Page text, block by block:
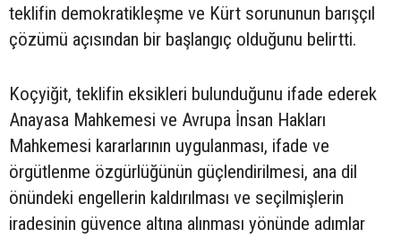
teklifin demokratikleşme ve Kürt sorununun barışçıl
çözümü açısından bir başlangıç olduğunu belirtti.
Koçyiğit, teklifin eksikleri bulunduğunu ifade ederek
Anayasa Mahkemesi ve Avrupa İnsan Hakları
Mahkemesi kararlarının uygulanması, ifade ve
örgütlenme özgürlüğünün güçlendirilmesi, ana dil
önündeki engellerin kaldırılması ve seçilmişlerin
iradesinin güvence altına alınması yönünde adımlar